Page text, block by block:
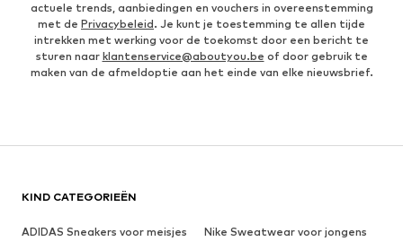
actuele trends, aanbiedingen en vouchers in overeenstemming
met de Privacybeleid. Je kunt je toestemming te allen tijde
intrekken met werking voor de toekomst door een bericht te
sturen naar klantenservice@aboutyou.be of door gebruik te
maken van de afmeldoptie aan het einde van elke nieuwsbrief.
KIND CATEGORIEËN
ADIDAS Sneakers voor meisjes
Nike Sweatwear voor jongens